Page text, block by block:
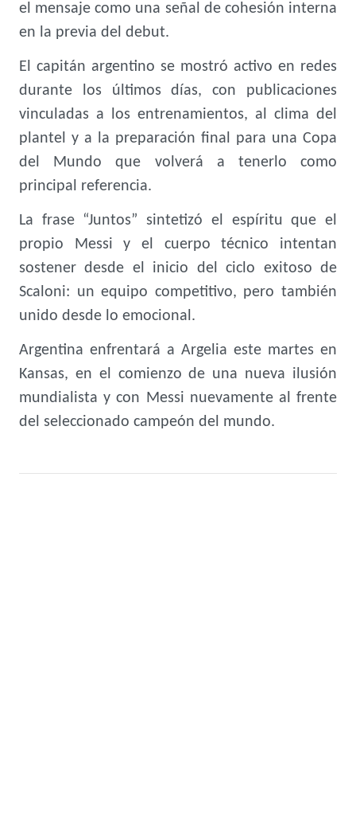
el mensaje como una señal de cohesión interna
en la previa del debut.
El capitán argentino se mostró activo en redes
durante los últimos días, con publicaciones
vinculadas a los entrenamientos, al clima del
plantel y a la preparación final para una Copa
del Mundo que volverá a tenerlo como
principal referencia.
La frase “Juntos” sintetizó el espíritu que el
propio Messi y el cuerpo técnico intentan
sostener desde el inicio del ciclo exitoso de
Scaloni: un equipo competitivo, pero también
unido desde lo emocional.
Argentina enfrentará a Argelia este martes en
Kansas, en el comienzo de una nueva ilusión
mundialista y con Messi nuevamente al frente
del seleccionado campeón del mundo.